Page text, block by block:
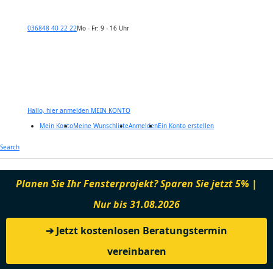
036848 40 22 22Mo - Fr: 9 - 16 Uhr
Hallo, hier anmelden MEIN KONTO
Mein KontoMeine WunschlisteAnmeldenEin Konto erstellen
Search
Planen Sie Ihr Fensterprojekt? Sparen Sie jetzt 5% |
Nur bis 31.08.2026
➔ Jetzt kostenlosen Beratungstermin
vereinbaren